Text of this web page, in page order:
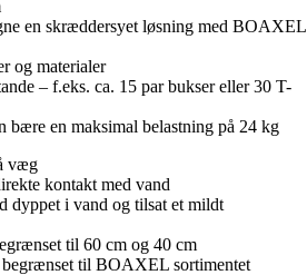
en skræddersyet løsning med BOAXEL
og materialer
– f.eks. ca. 15 par bukser eller 30 T-
bære en maksimal belastning på 24 kg
væg
kontakt med vand
dyppet i vand og tilsat et mildt
til 60 cm og 40 cm
til BOAXEL sortimentet